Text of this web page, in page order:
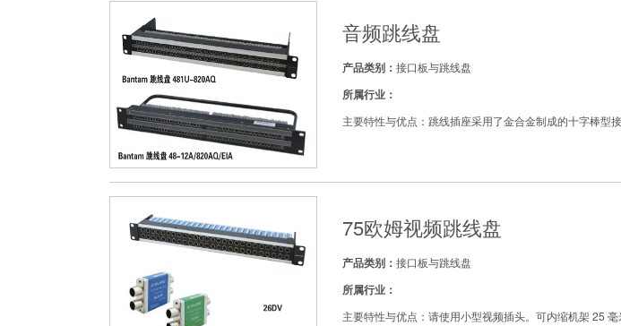
音频跳线盘
产品类别： 接口板与跳线盘
所属行业：
主要特性与优点：跳线插座采用了金合金制成的十字棒型
75欧姆视频跳线盘
产品类别： 接口板与跳线盘
所属行业：
主要特性与优点：请使用小型视频插头。可内缩机架 25